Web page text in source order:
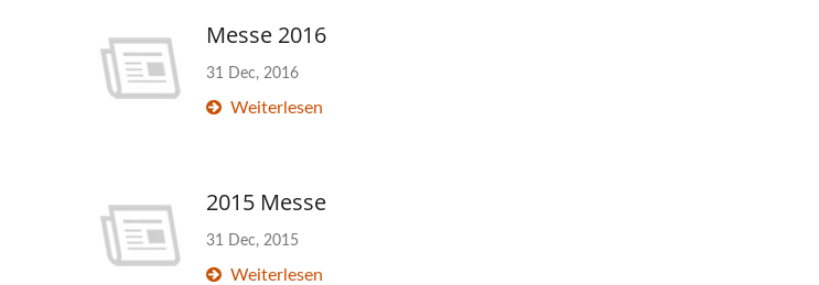
Messe 2016
31 Dec, 2016
Weiterlesen
2015 Messe
31 Dec, 2015
Weiterlesen